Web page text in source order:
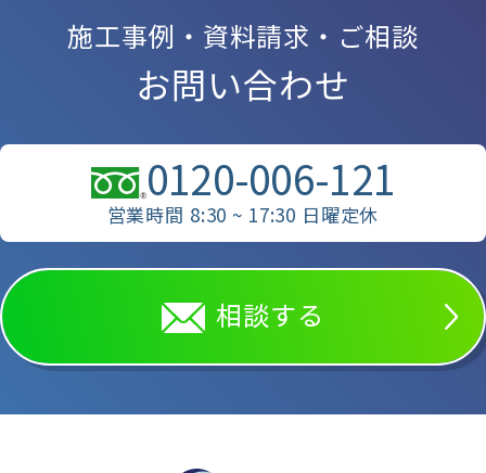
施工事例・資料請求・ご相談
お問い合わせ
0120-006-121
営業時間 8:30 ~ 17:30 日曜定休
相談する